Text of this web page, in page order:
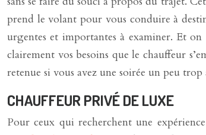
prend le volant pour vous conduire à
urgentes et importantes à examiner. Et
clairement vos besoins que le chauffeur
retenue si vous avez une soirée un peu trop
CHAUFFEUR PRIVÉ DE LUXE
Pour ceux qui recherchent une